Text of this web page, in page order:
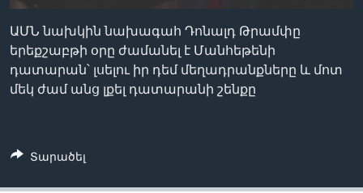
ԱՄՆ նախկին նախագահ Դոնալդ Թրամփը
երեքշաբթի օրը ժամանել է Մանհեթենի
դատարան՝ լսելու իր դեմ մեղադրանքները և մոտ
մեկ ժամ անց լքել դատարանի շենքը
Տարածել